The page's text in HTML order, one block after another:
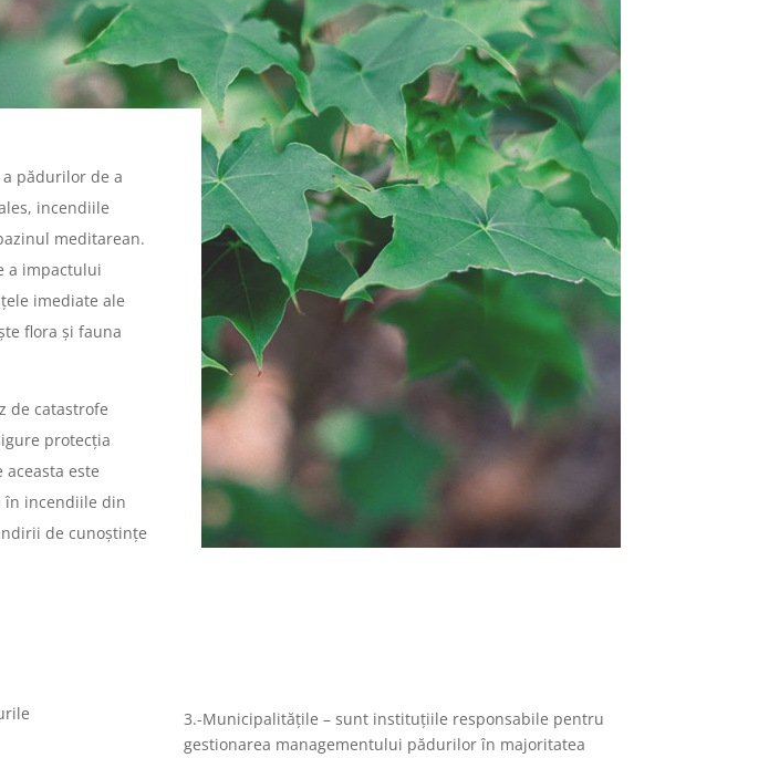
pădurilor de a
incendiile
meditarean.
a impactului
imediate ale
flora și fauna
de catastrofe
protecția
este
în incendiile din
de cunoștințe
3.-Municipalitățile – sunt instituțiile responsabile pentru
gestionarea managementului pădurilor în majoritatea